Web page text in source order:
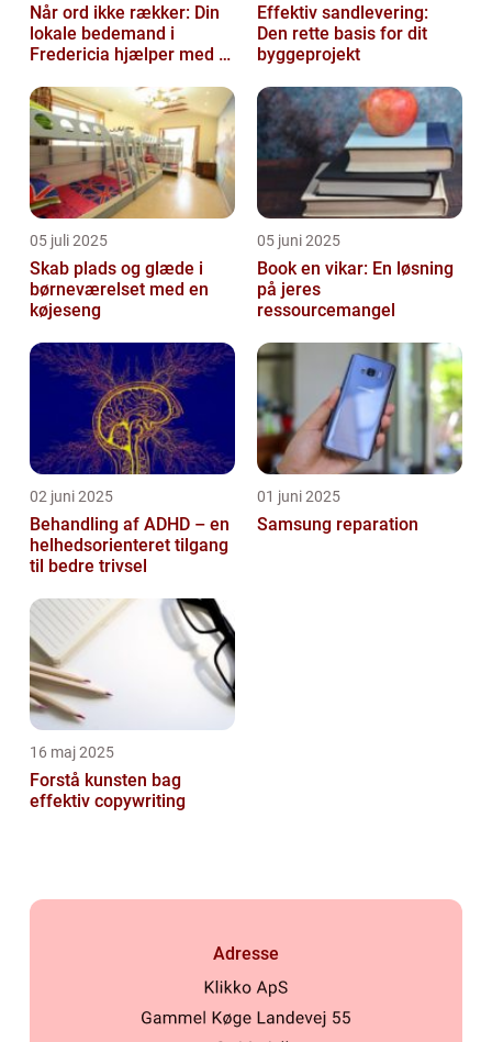
Når ord ikke rækker: Din
lokale bedemand i
Fredericia hjælper med at
Effektiv sandlevering:
Den rette basis for dit
byggeprojekt
05 juli 2025
Skab plads og glæde i
børneværelset med en
køjeseng
05 juni 2025
Book en vikar: En løsning
på jeres
ressourcemangel
02 juni 2025
Behandling af ADHD – en
helhedsorienteret tilgang
til bedre trivsel
01 juni 2025
Samsung reparation
16 maj 2025
Forstå kunsten bag
effektiv copywriting
Adresse